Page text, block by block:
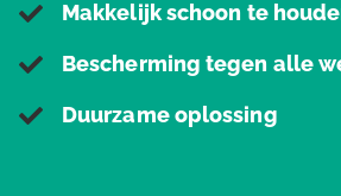
Makkelijk schoon te
Bescherming tegen alle
Duurzame oplossing